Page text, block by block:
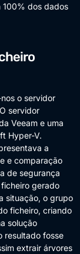
100% dos dados
o servidor
servidor
Veeam e uma
Hyper-V.
a
e comparação
de segurança
gerado
situação, o grupo
ficheiro, criando
solução
resultado fosse
extrair árvores